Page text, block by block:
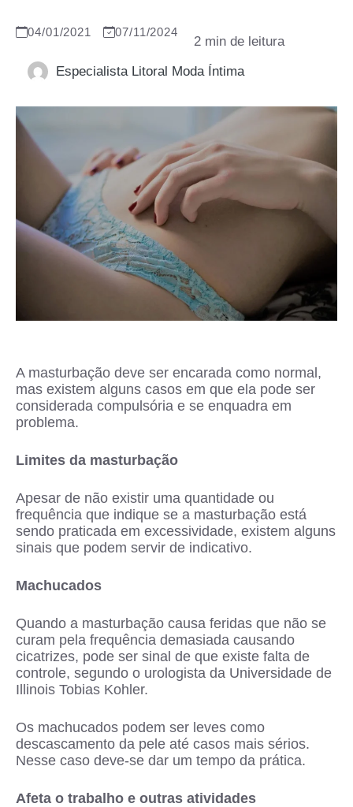
04/01/2021 07/11/2024
Especialista Litoral Moda Íntima
A masturbação deve ser encarada como normal,
mas existem alguns casos em que ela pode ser
considerada compulsória e se enquadra em
problema.
Limites da masturbação
Apesar de não existir uma quantidade ou
frequência que indique se a masturbação está
sendo praticada em excessividade, existem alguns
sinais que podem servir de indicativo.
Machucados
Quando a masturbação causa feridas que não se
curam pela frequência demasiada causando
cicatrizes, pode ser sinal de que existe falta de
controle, segundo o urologista da Universidade de
Illinois Tobias Kohler.
Os machucados podem ser leves como
descascamento da pele até casos mais sérios.
Nesse caso deve-se dar um tempo da prática.
Afeta o trabalho e outras atividades